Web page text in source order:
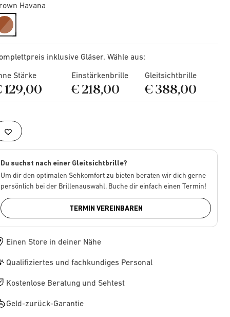
Havana
selected
inklusive Gläser. Wähle aus:
Stärke
129,00
Einstärkenbrille
€ 218,00
Gleitsichtbrille
€ 388,00
Du suchst nach einer Gleitsichtbrille?
Um dir den optimalen Sehkomfort zu bieten beraten wir dich gerne
persönlich bei der Brillenauswahl. Buche dir einfach einen Termin!
TERMIN VEREINBAREN
Einen Store in deiner Nähe
Qualifiziertes und fachkundiges Personal
Kostenlose Beratung und Sehtest
Geld-zurück-Garantie